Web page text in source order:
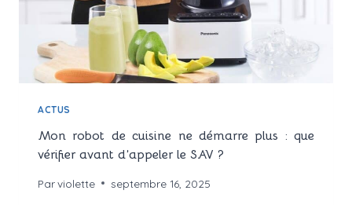
ET
LEURS
SOLUTIONS
ACTUS
Mon robot de cuisine ne démarre plus : que
vérifier avant d’appeler le SAV ?
Parviolette septembre 16, 2025